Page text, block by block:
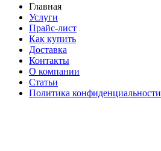
Главная
Услуги
Прайс-лист
Как купить
Доставка
Контакты
О компании
Статьи
Политика конфиденциальности